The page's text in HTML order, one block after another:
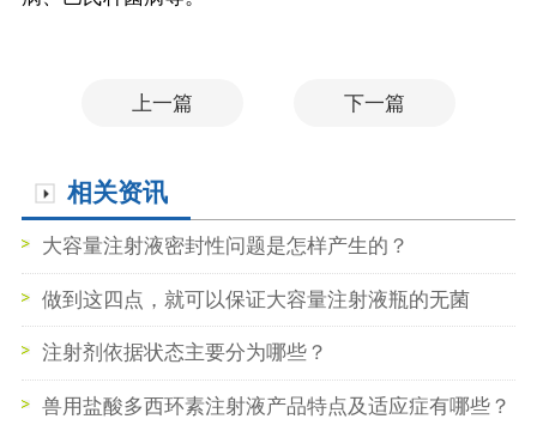
上一篇 下一篇
相关资讯
大容量注射液密封性问题是怎样产生的？
做到这四点，就可以保证大容量注射液瓶的无菌
注射剂依据状态主要分为哪些？
兽用盐酸多西环素注射液产品特点及适应症有哪些？